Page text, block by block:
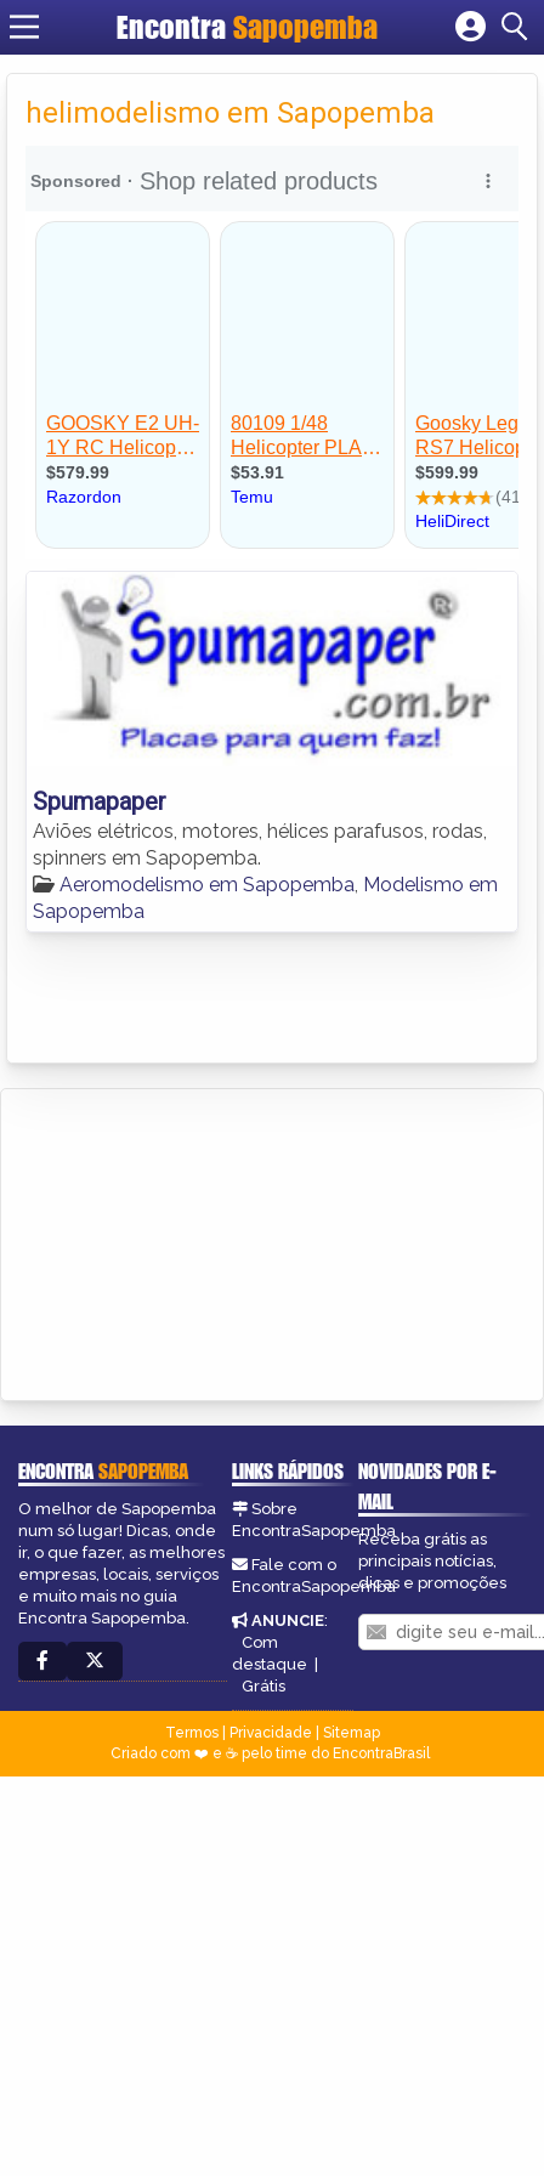
Encontra Sapopemba
Cadastrar empresa
Criar conta
helimodelismo em Sapopemba
Spumapaper
Aviões elétricos, motores, hélices parafusos, rodas,
spinners em Sapopemba.
Aeromodelismo em Sapopemba Modelismo em
Sapopemba
ENCONTRASAPOPEMBA
O melhor de Sapopemba
num só lugar! Dicas, onde
ir, o que fazer, as melhores
empresas, locais, serviços
e muito mais no guia
Encontra Sapopemba.
LINKS RÁPIDOS
Sobre
EncontraSapopemba
Fale com o
EncontraSapopemba
ANUNCIE:
Com
destaque |
Grátis
NOVIDADES POR E-
MAIL
Receba grátis as
principais notícias,
dicas e promoções
Termos| Privacidade
Sitemap
Criado com ❤️ e ☕ pelo time do EncontraBrasil